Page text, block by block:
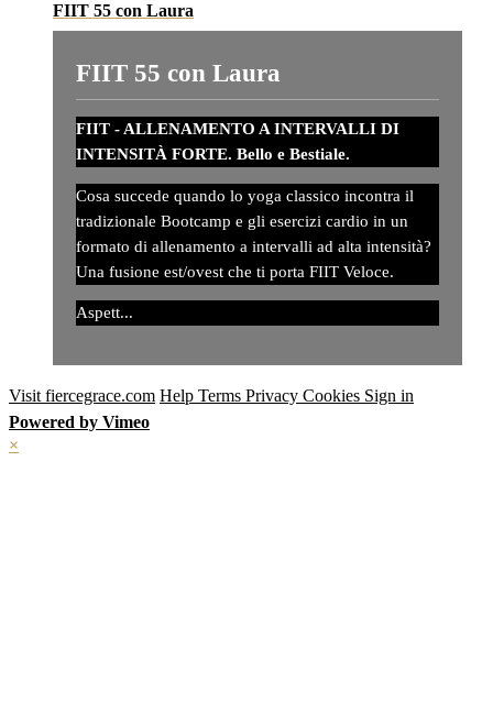
FIIT 55 con Laura
FIIT 55 con Laura
FIIT - ALLENAMENTO A INTERVALLI DI
INTENSITÀ FORTE. Bello e Bestiale.
Cosa succede quando lo yoga classico incontra il
tradizionale Bootcamp e gli esercizi cardio in un
formato di allenamento a intervalli ad alta intensità?
Una fusione est/ovest che ti porta FIIT Veloce.
Aspett...
Visit fiercegrace.com Help Terms Privacy Cookies Sign in
Powered by Vimeo
×